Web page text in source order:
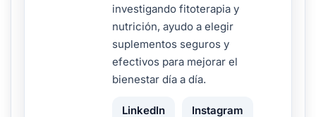
investigando fitoterapia y
nutrición, ayudo a elegir
suplementos seguros y
efectivos para mejorar el
bienestar día a día.
LinkedIn Instagram